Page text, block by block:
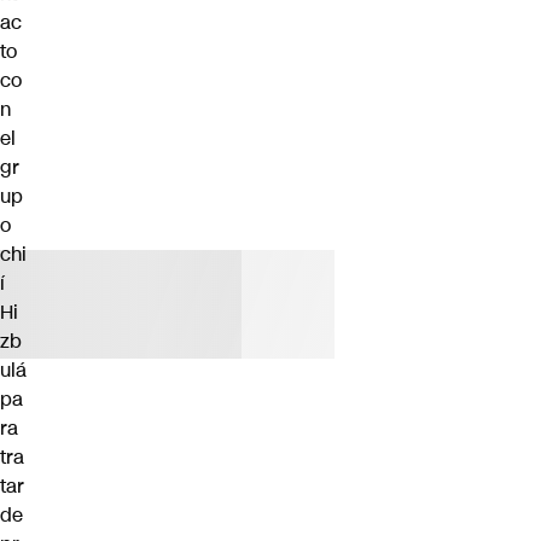
ac
to
co
n
el
gr
up
o
chi
í
Hi
zb
ulá
pa
ra
tra
tar
de